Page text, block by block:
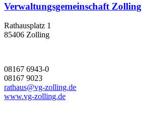
Verwaltungsgemeinschaft Zolling
Rathausplatz 1
85406 Zolling
08167 6943-0
08167 9023
rathaus@vg-zolling.de
www.vg-zolling.de